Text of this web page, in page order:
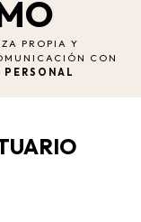
PROPIA Y
CON